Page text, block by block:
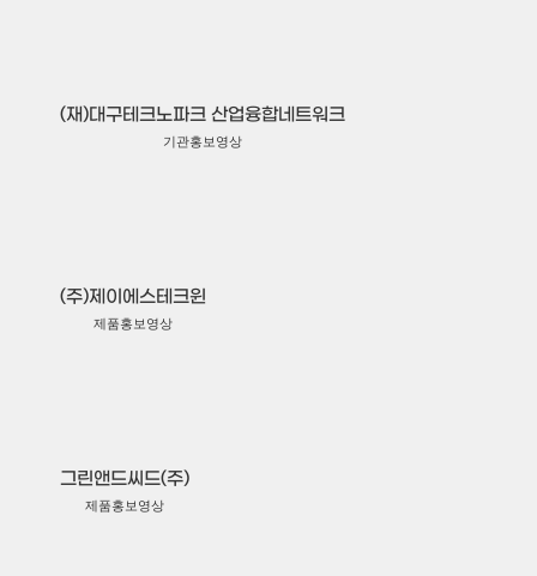
(재)대구테크노파크 산업융합네트워크
기관홍보영상
(주)제이에스테크윈
제품홍보영상
그린앤드씨드(주)
제품홍보영상